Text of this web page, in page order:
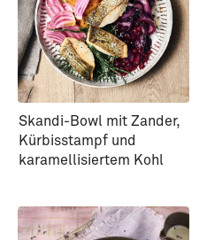
Skandi-Bowl mit Zander,
Kürbisstampf und
karamellisiertem Kohl